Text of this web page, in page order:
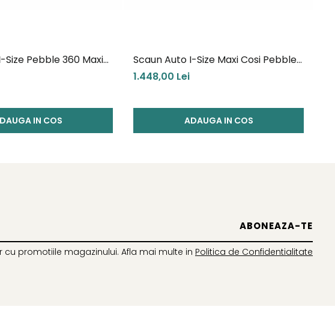
Size Pebble 360 Maxi
IN COS
Scaun Auto I-Size Maxi Cosi Pebble
360 Grey
1.448,00 Lei
ADAUGA IN COS
cu promotiile magazinului. Afla mai multe in Politica de Confidentialitate